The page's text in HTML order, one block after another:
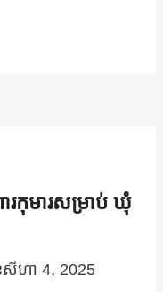
រកុមារសម្រាប់ ឃុំ
សីហា 4, 2025